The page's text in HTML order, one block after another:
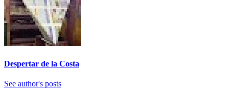
Despertar de la Costa
See author's posts